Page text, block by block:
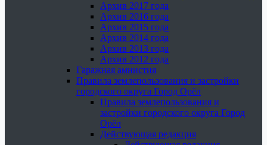
Архив 2017 года
Архив 2016 года
Архив 2015 года
Архив 2014 года
Архив 2013 года
Архив 2012 года
Гаражная амнистия
Правила землепользования и застройки
городского округа Город Орёл
Правила землепользования и
застройки городского округа Город
Орёл
Действующая редакция